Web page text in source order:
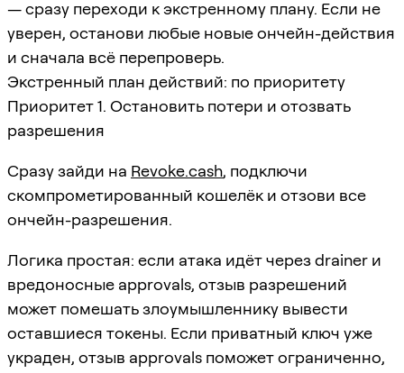
— сразу переходи к экстренному плану. Если не
уверен, останови любые новые ончейн-действия
и сначала всё перепроверь.
Экстренный план действий: по приоритету
Приоритет 1. Остановить потери и отозвать
разрешения
Сразу зайди на Revoke.cash, подключи
скомпрометированный кошелёк и отзови все
ончейн-разрешения.
Логика простая: если атака идёт через drainer и
вредоносные approvals, отзыв разрешений
может помешать злоумышленнику вывести
оставшиеся токены. Если приватный ключ уже
украден, отзыв approvals поможет ограниченно,